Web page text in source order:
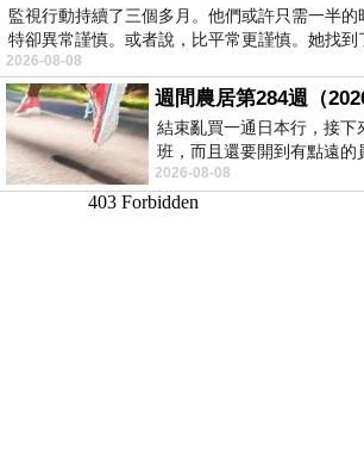
監視行動持續了三個多月。他們或許只需一半
特卻異常謹慎。或者說，比平常更謹慎。她找
2026-08-08
結束亂買一通日本行，接下
班，而且還要開到有點遠的
花不少錢，星期一出門上班
2026-08-08